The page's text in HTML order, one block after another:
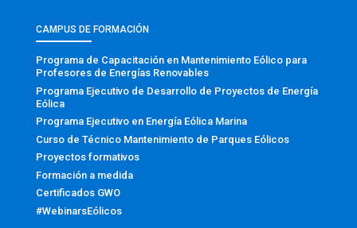
CAMPUS DE FORMACIÓN
Programa de Capacitación en Mantenimiento Eólico para
Profesores de Energías Renovables
Programa Ejecutivo de Desarrollo de Proyectos de Energía
Eólica
Programa Ejecutivo en Energía Eólica Marina
Curso de Técnico Mantenimiento de Parques Eólicos
Proyectos formativos
Formación a medida
Certificados GWO
#WebinarsEólicos